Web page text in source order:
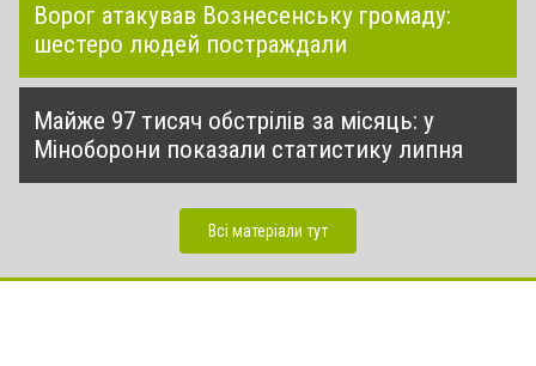
Ворог атакував Вознесенську громаду:
шестеро людей постраждали
Майже 97 тисяч обстрілів за місяць: у
Міноборони показали статистику липня
Всі матеріали тут